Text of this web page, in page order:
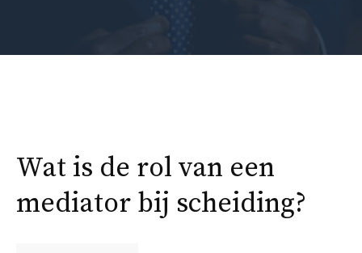
Wat is de rol van een
mediator bij scheiding?